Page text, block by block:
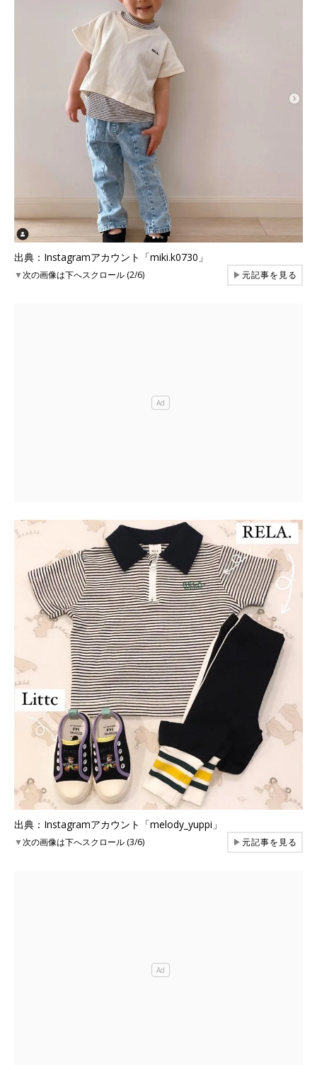
出典：Instagramアカウント「miki.k0730」
▼次の画像は下へスクロール (2/6) ▶元記事を見る
出典：Instagramアカウント「melody_yuppi」
▼次の画像は下へスクロール (3/6) ▶元記事を見る